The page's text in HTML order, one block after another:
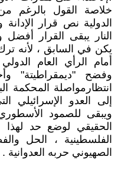
خلاصة القول بالرغم
الدولية نص قرار
النار يبقى القرار
يكن في السابق ، لأنه
أمام الرأي العام
وفضح "ديمقراطيتة"
انتظارمواصلة المحكمة
إلى العدو
ويبقى للصمود
الحقيقي لوضع حد لهذا
الفلسطينية ، الحل
الصهيوني حربه العدوانية .